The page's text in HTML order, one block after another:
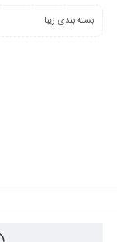
بسته بندی زیبا